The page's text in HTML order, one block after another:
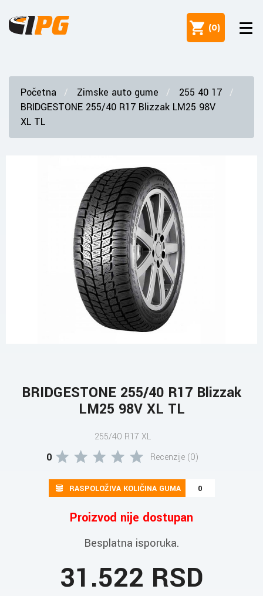
(0)
Početna Zimske auto gume
255 40 17
BRIDGESTONE 255/40 R17 Blizzak LM25 98V
XL TL
BRIDGESTONE 255/40 R17 Blizzak
LM25 98V XL TL
255/40 R17 XL
0 Recenzije (0)
RASPOLOŽIVA KOLIČINA GUMA 0
Proizvod nije dostupan
Besplatna isporuka.
31.522 RSD